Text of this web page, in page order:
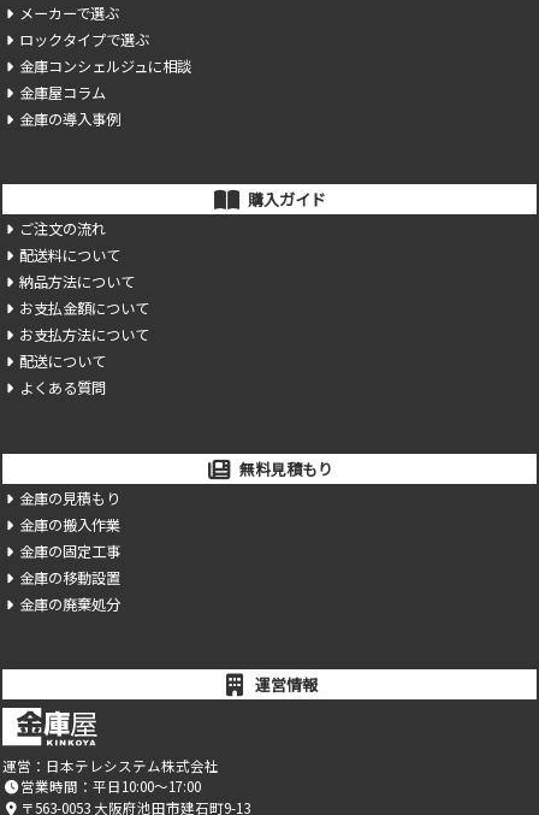
運営情報
運営： 日本テレシステム株式会社
営業時間：平日10:00～17:00
〒563-0053 大阪府池田市建石町9-13
メーカーで選ぶ
ロックタイプで選ぶ
金庫コンシェルジュに相談
金庫屋コラム
金庫の導入事例
購入ガイド
ご注文の流れ
配送料について
納品方法について
お支払金額について
お支払方法について
配送について
よくある質問
無料見積もり
金庫の見積もり
金庫の搬入作業
金庫の固定工事
金庫の移動設置
金庫の廃棄処分